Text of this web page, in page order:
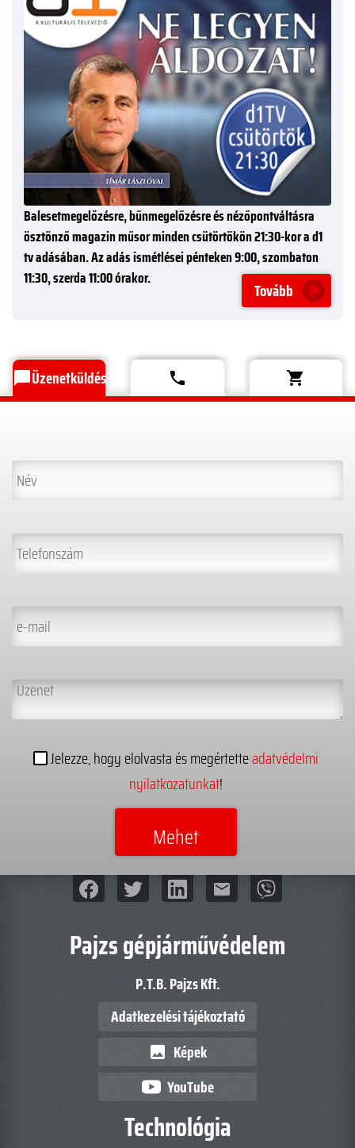
Balesetmegelőzésre, bűnmegelőzésre és nézőpontváltásra
ösztönző magazin műsor minden csütörtökön 21:30-kor a d1
tv adásában. Az adás ismétlései pénteken 9:00, szombaton
11:30, szerda 11:00 órakor.
Tovább
chat_bubbleÜzenetküldés phone shopping_cart
Jelezze, hogy elolvasta és megértetteadatvédelmi
nyilatkozatunkat!
mail
Pajzs gépjárművédelem
P.T.B. Pajzs Kft.
Adatkezelési tájékoztató
image Képek
YouTube
Technológia